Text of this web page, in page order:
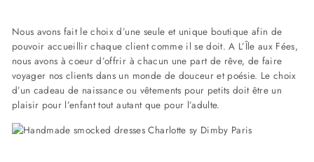
Nous avons fait le choix d’une seule et unique boutique afin de
pouvoir accueillir chaque client comme il se doit. A L’Île aux Fées,
nous avons à coeur d’offrir à chacun une part de rêve, de faire
voyager nos clients dans un monde de douceur et poésie. Le choix
d’un cadeau de naissance ou vêtements pour petits doit être un
plaisir pour l’enfant tout autant que pour l’adulte.